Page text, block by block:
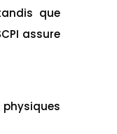
que
assure
physiques